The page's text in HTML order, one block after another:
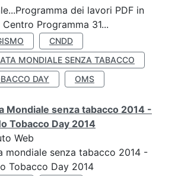
dei lavori PDF in
Programma 31...
CNDD
MONDIALE SENZA TABACCO
DAY
OMS
Mondiale senza tabacco 2014 -
Tobacco Day 2014
Web
mondiale senza tabacco 2014 -
Tobacco Day 2014